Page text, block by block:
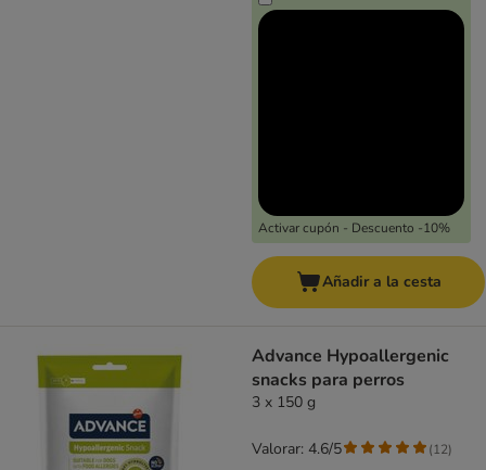
Activar cupón - Descuento -10%
Añadir a la cesta
Advance Hypoallergenic
snacks para perros
3 x 150 g
Valorar: 4.6/5 (12)